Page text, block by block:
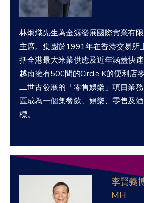
林烱熾先生為金源發展國際實業有
主席。集團於1991年在香港交易所
括全港最大米業供應及近年涵蓋快速
越南擁有500間的Circle K的便利店
二世古發展的「零售娛樂」項目業
區成為一個集餐飲、娛樂、零售及
標。
李賢義
MH